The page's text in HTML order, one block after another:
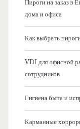
Пироги на заказ в
дома и офиса
Как выбрать
VDI для офисной
сотрудников
Гигиена быта и
Карманные